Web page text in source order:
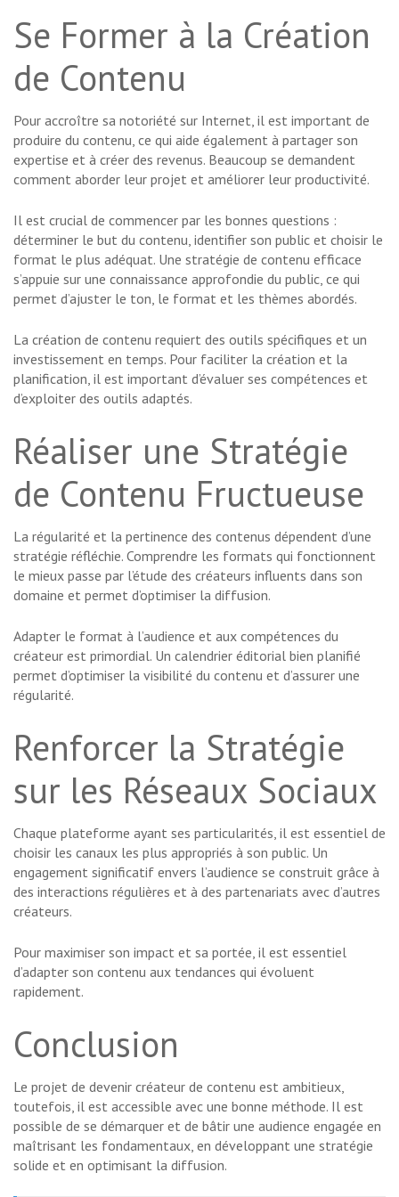
Se Former à la Création
de Contenu
Pour accroître sa notoriété sur Internet, il est important de
produire du contenu, ce qui aide également à partager son
expertise et à créer des revenus. Beaucoup se demandent
comment aborder leur projet et améliorer leur productivité.
Il est crucial de commencer par les bonnes questions :
déterminer le but du contenu, identifier son public et choisir le
format le plus adéquat. Une stratégie de contenu efficace
s’appuie sur une connaissance approfondie du public, ce qui
permet d’ajuster le ton, le format et les thèmes abordés.
La création de contenu requiert des outils spécifiques et un
investissement en temps. Pour faciliter la création et la
planification, il est important d’évaluer ses compétences et
d’exploiter des outils adaptés.
Réaliser une Stratégie
de Contenu Fructueuse
La régularité et la pertinence des contenus dépendent d’une
stratégie réfléchie. Comprendre les formats qui fonctionnent
le mieux passe par l’étude des créateurs influents dans son
domaine et permet d’optimiser la diffusion.
Adapter le format à l’audience et aux compétences du
créateur est primordial. Un calendrier éditorial bien planifié
permet d’optimiser la visibilité du contenu et d’assurer une
régularité.
Renforcer la Stratégie
sur les Réseaux Sociaux
Chaque plateforme ayant ses particularités, il est essentiel de
choisir les canaux les plus appropriés à son public. Un
engagement significatif envers l’audience se construit grâce à
des interactions régulières et à des partenariats avec d’autres
créateurs.
Pour maximiser son impact et sa portée, il est essentiel
d’adapter son contenu aux tendances qui évoluent
rapidement.
Conclusion
Le projet de devenir créateur de contenu est ambitieux,
toutefois, il est accessible avec une bonne méthode. Il est
possible de se démarquer et de bâtir une audience engagée en
maîtrisant les fondamentaux, en développant une stratégie
solide et en optimisant la diffusion.